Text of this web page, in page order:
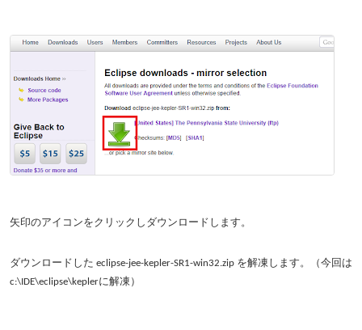
矢印のアイコンをクリックしダウンロードします。
ダウンロードした eclipse-jee-kepler-SR1-win32.zip を解凍します。（今回は
c:\IDE\eclipse\keplerに解凍）